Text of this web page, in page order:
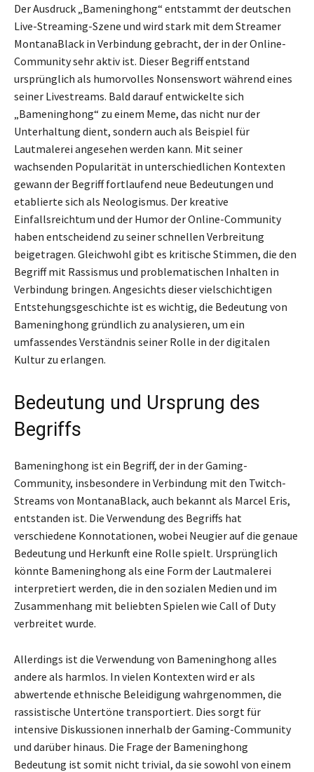
Der Ausdruck „Bameninghong“ entstammt der deutschen
Live-Streaming-Szene und wird stark mit dem Streamer
MontanaBlack in Verbindung gebracht, der in der Online-
Community sehr aktiv ist. Dieser Begriff entstand
ursprünglich als humorvolles Nonsenswort während eines
seiner Livestreams. Bald darauf entwickelte sich
„Bameninghong“ zu einem Meme, das nicht nur der
Unterhaltung dient, sondern auch als Beispiel für
Lautmalerei angesehen werden kann. Mit seiner
wachsenden Popularität in unterschiedlichen Kontexten
gewann der Begriff fortlaufend neue Bedeutungen und
etablierte sich als Neologismus. Der kreative
Einfallsreichtum und der Humor der Online-Community
haben entscheidend zu seiner schnellen Verbreitung
beigetragen. Gleichwohl gibt es kritische Stimmen, die den
Begriff mit Rassismus und problematischen Inhalten in
Verbindung bringen. Angesichts dieser vielschichtigen
Entstehungsgeschichte ist es wichtig, die Bedeutung von
Bameninghong gründlich zu analysieren, um ein
umfassendes Verständnis seiner Rolle in der digitalen
Kultur zu erlangen.
Bedeutung und Ursprung des
Begriffs
Bameninghong ist ein Begriff, der in der Gaming-
Community, insbesondere in Verbindung mit den Twitch-
Streams von MontanaBlack, auch bekannt als Marcel Eris,
entstanden ist. Die Verwendung des Begriffs hat
verschiedene Konnotationen, wobei Neugier auf die genaue
Bedeutung und Herkunft eine Rolle spielt. Ursprünglich
könnte Bameninghong als eine Form der Lautmalerei
interpretiert werden, die in den sozialen Medien und im
Zusammenhang mit beliebten Spielen wie Call of Duty
verbreitet wurde.
Allerdings ist die Verwendung von Bameninghong alles
andere als harmlos. In vielen Kontexten wird er als
abwertende ethnische Beleidigung wahrgenommen, die
rassistische Untertöne transportiert. Dies sorgt für
intensive Diskussionen innerhalb der Gaming-Community
und darüber hinaus. Die Frage der Bameninghong
Bedeutung ist somit nicht trivial, da sie sowohl von einem